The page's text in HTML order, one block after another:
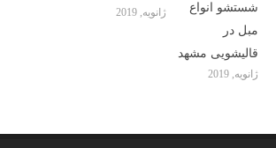
ژانویه, 2019
شستشو انواع
مبل در
قالیشویی مشهد
ژانویه, 2019